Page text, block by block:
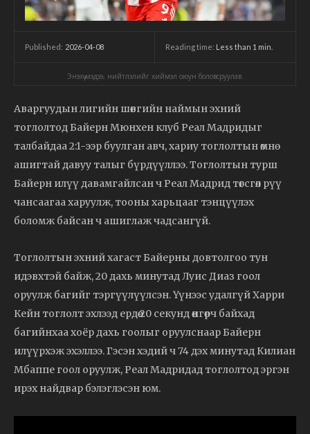
Published: 2026-04-08 Reading time: Less than 1 min.
Энэхүү мэдээ, нийтлэлийг хиймэл оюун боловсруулав.
Аваргуудын лигийн шөвгийн наймын эхний
тоглолтод Байерн Мюнхен клуб Реал Мадридыг
талбайдаа 2:1-ээр буулган авч, хариу тоглолтын өмнө
ашигтай давуу талыг бүрдүүллээ. Тоглолтын турш
Байерн илүү давамгайлсан ч Реал Мадрид төгсгөл рүү
чансаагаа харуулж, тооны харьцааг тэнцүүлэх
боломж байсан ч ашиглаж чадсангүй.
Тоглолтын эхний хагаст Байерны довтолгоо тун
идэвхтэй байж, 20 дахь минутад Луис Диаз гоол
оруулж багийг тэргүүлүүлсэн. Үүнээс удалгүй Харри
Кейн тоглолт эхлээд ердөө 20 секунд өнгөрч байхад
багийнхаа хоёр дахь гоолыг оруулснаар Байерн
илүүрхэж эхэллээ. Гэсэн хэдий ч 74 дэх минутад Килиан
Мбаппе гоол оруулж, Реал Мадридад тоглолтод эргэн
ирэх найдвар бэлэглэсэн юм.